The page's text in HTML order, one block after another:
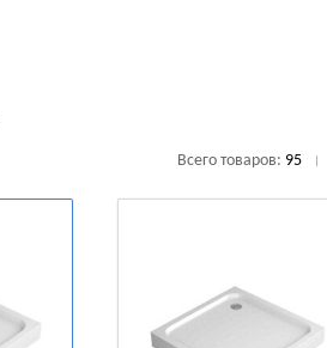
Всего товаров: 95